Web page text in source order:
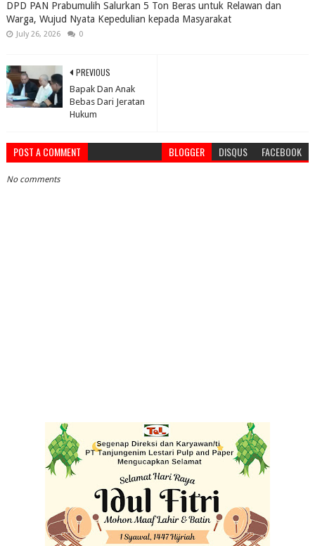
DPD PAN Prabumulih Salurkan 5 Ton Beras untuk Relawan dan
Warga, Wujud Nyata Kepedulian kepada Masyarakat
July 26, 2026 0
PREVIOUS
Bapak Dan Anak
Bebas Dari Jeratan
Hukum
POST A COMMENT BLOGGER DISQUS FACEBOOK
No comments